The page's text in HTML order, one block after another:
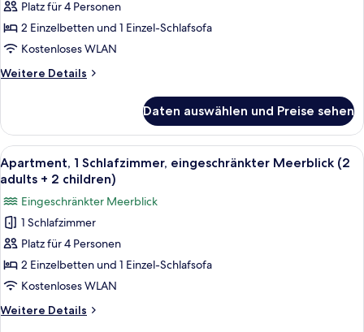
Apartment,
1
Schlafzimmer
(3
adults
1
child)
anzeigen
Platz für 4 Personen
2 Einzelbetten und 1 Einzel-Schlafsofa
Kostenloses WLAN
Weitere Details
Weitere
1
Schlafzimmer
(3
adults
child)
Daten auswählen und Preise sehen
Alle
Fotos
Apartment,
Schlafzimmer,
eingeschränkter
Meerblick
(2
adults
Ein Doppelbett mit grauem Kopfteil,
5
Apartment, 1 Schlafzimmer, eingeschränkter Meerblick (2
adults + 2 children)
Eingeschränkter Meerblick
1 Schlafzimmer
Platz für 4 Personen
2 Einzelbetten und 1 Einzel-Schlafsofa
Kostenloses WLAN
Weitere Details
Weitere